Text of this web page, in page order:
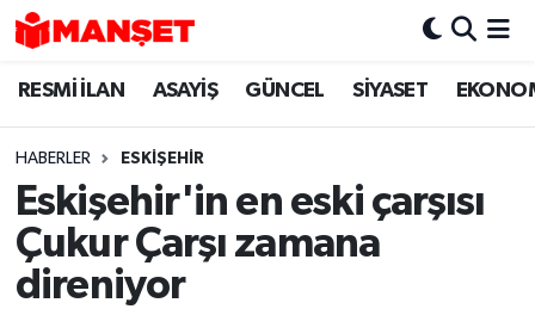
RESMİ İLAN ASAYİŞ GÜNCEL SİYASET
HABERLER ESKIŞEHIR
Eskişehir'in en eski çarşısı
Çukur Çarşı zamana
direniyor
Hava Durumu
Trafik Durumu
Süper Lig Puan Durumu ve Fikstür
Tüm Manşetler